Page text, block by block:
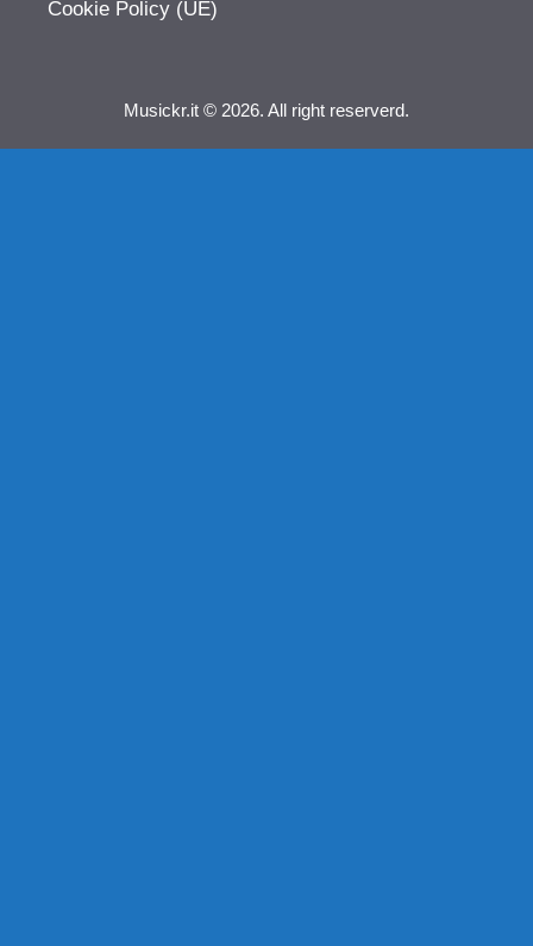
Cookie Policy (UE)
Musickr.it © 2026. All right reserverd.